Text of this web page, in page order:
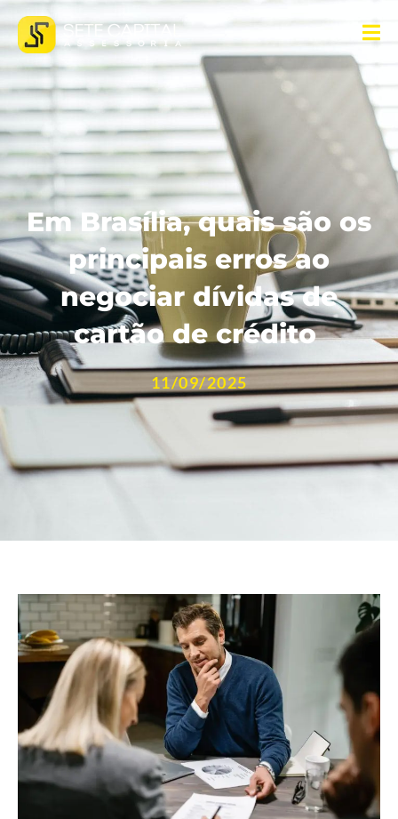
Em Brasília, quais são os
principais erros ao
negociar dívidas de
cartão de crédito
11/09/2025